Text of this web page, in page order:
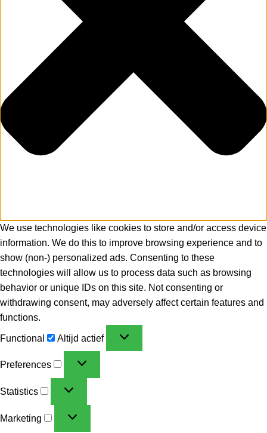
We use technologies like cookies to store and/or access device
information. We do this to improve browsing experience and to
show (non-) personalized ads. Consenting to these
technologies will allow us to process data such as browsing
behavior or unique IDs on this site. Not consenting or
withdrawing consent, may adversely affect certain features and
functions.
Functional Altijd actief
Preferences
Statistics
Marketing